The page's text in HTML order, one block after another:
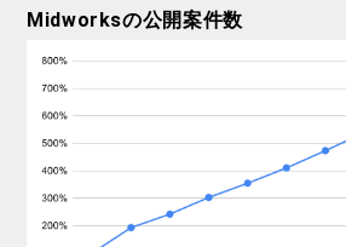
Midworksの公開案件数